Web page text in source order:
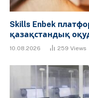
Skills Enbek
қазақстандық
10.08.2026 259 Views